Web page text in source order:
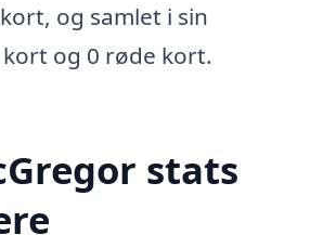
og samlet i sin
og 0 røde kort.
stats